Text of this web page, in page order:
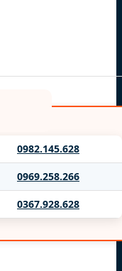
dễ sử dụng
mới 100%
tại nhà máy Fuji
0982.145.628
0969.258.266
0367.928.628